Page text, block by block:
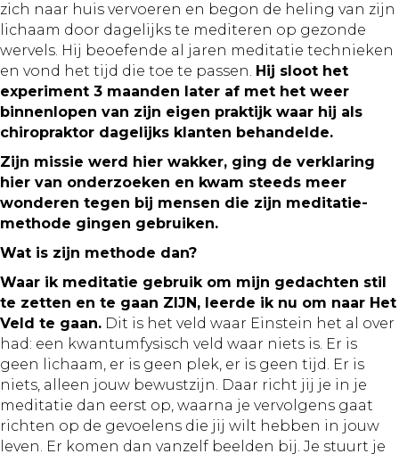
zich naar huis vervoeren en begon de heling van zijn
lichaam door dagelijks te mediteren op gezonde
wervels. Hij beoefende al jaren meditatie technieken
en vond het tijd die toe te passen. Hij sloot het
experiment 3 maanden later af met het weer
binnenlopen van zijn eigen praktijk waar hij als
chiropraktor dagelijks klanten behandelde.
Zijn missie werd hier wakker, ging de verklaring
hier van onderzoeken en kwam steeds meer
wonderen tegen bij mensen die zijn meditatie-
methode gingen gebruiken.
Wat is zijn methode dan?
Waar ik meditatie gebruik om mijn gedachten stil
te zetten en te gaan ZIJN, leerde ik nu om naar Het
Veld te gaan. Dit is het veld waar Einstein het al over
had: een kwantumfysisch veld waar niets is. Er is
geen lichaam, er is geen plek, er is geen tijd. Er is
niets, alleen jouw bewustzijn. Daar richt jij je in je
meditatie dan eerst op, waarna je vervolgens gaat
richten op de gevoelens die jij wilt hebben in jouw
leven. Er komen dan vanzelf beelden bij. Je stuurt je